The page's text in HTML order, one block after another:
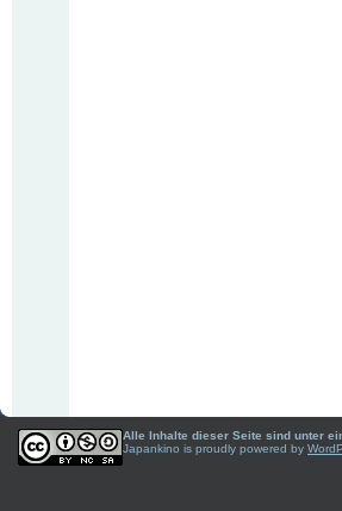
Alle Inhalte dieser Seite sind unter
Japankino is proudly powered by